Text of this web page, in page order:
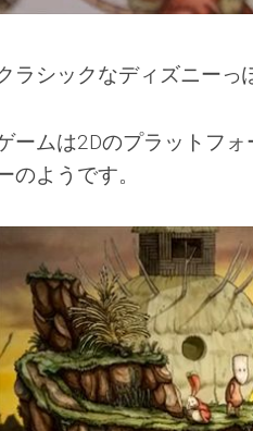
ラシックなディズニーっ
ームは2Dのプラットフ
のようです。